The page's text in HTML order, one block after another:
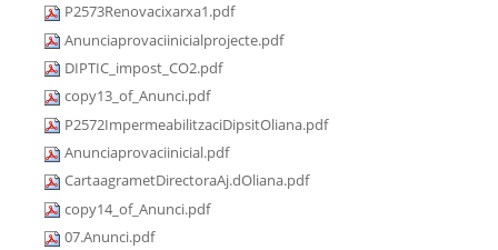
P2573Renovacixarxa1.pdf
Anunciaprovaciinicialprojecte.pdf
DIPTIC_impost_CO2.pdf
copy13_of_Anunci.pdf
P2572ImpermeabilitzaciDipsitOliana.pdf
Anunciaprovaciinicial.pdf
CartaagrametDirectoraAj.dOliana.pdf
copy14_of_Anunci.pdf
07.Anunci.pdf